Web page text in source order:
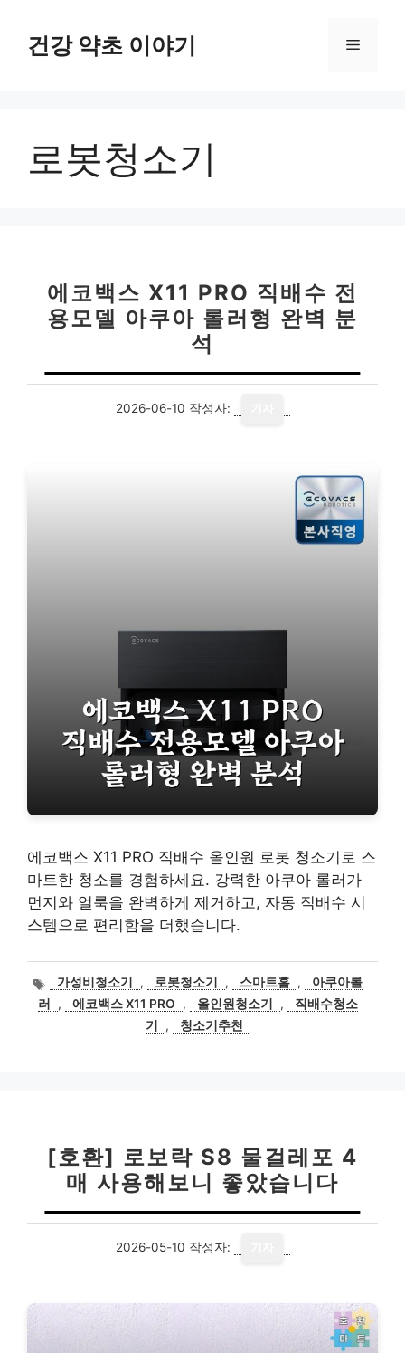
건강 약초 이야기 메
로봇청소기
에코백스 X11 PRO 직배수 전
용모델 아쿠아 롤러형 완벽 분
석
2026-06-10 작성자:
에코백스 X11 PRO 직배수 올인원 로봇 청소기로 스
마트한 청소를 경험하세요. 강력한 아쿠아 롤러가
먼지와 얼룩을 완벽하게 제거하고, 자동 직배수 시
스템으로 편리함을 더했습니다.
태
그
가성비청소기 , 로봇청소기 , 스마트홈 ,
아쿠아롤
러
, 에코백스 X11 PRO , 올인원청소기 ,
직배수청소
기
, 청소기추천
[호환] 로보락 S8 물걸레포 4
매 사용해보니 좋았습니다
2026-05-10 작성자: